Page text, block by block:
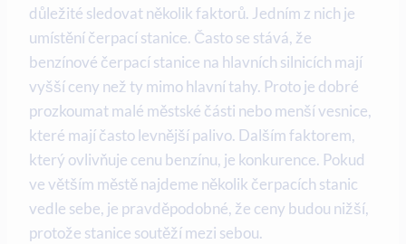
důležité sledovat několik faktorů. Jedním z nich je
umístění čerpací stanice. Často se stává, že
benzínové čerpací stanice na hlavních silnicích mají
vyšší ceny než ty mimo hlavní tahy. Proto je dobré
prozkoumat malé městské části nebo menší vesnice,
které mají často levnější palivo. Dalším faktorem,
který ovlivňuje cenu benzínu, je konkurence. Pokud
ve větším městě najdeme několik čerpacích stanic
vedle sebe, je pravděpodobné, že ceny budou nižší,
protože stanice soutěží mezi sebou.